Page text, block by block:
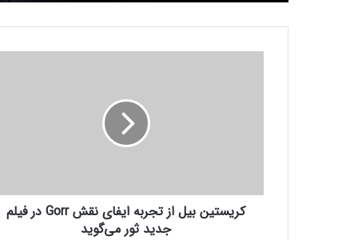
ی
کریستین بیل از تجربه ایفای نقش Gorr در فیلم
جدید ثور می‌گوید